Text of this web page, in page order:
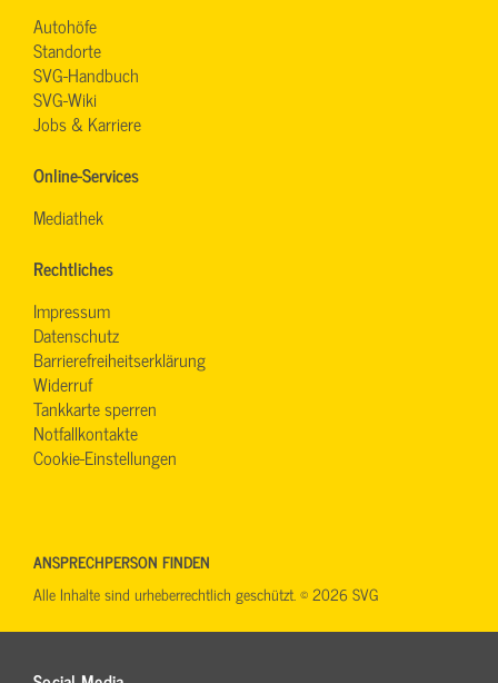
Autohöfe
Standorte
SVG-Handbuch
SVG-Wiki
Jobs & Karriere
Online-Services
Mediathek
Rechtliches
Impressum
Datenschutz
Barrierefreiheitserklärung
Widerruf
Tankkarte sperren
Notfallkontakte
Cookie-Einstellungen
ANSPRECHPERSON FINDEN
Alle Inhalte sind urheberrechtlich geschützt. © 2026 SVG